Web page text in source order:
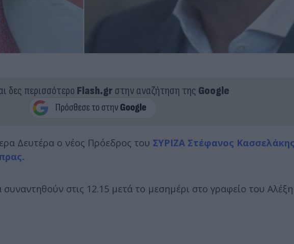
δες περισσότερο Flash.grστην αναζήτηση της Google
Δευτέρα ο νέος Πρόεδρος του ΣΥΡΙΖΑ Στέφανος Κασσελάκης
στις 12.15 μετά το μεσημέρι στο γραφείο του